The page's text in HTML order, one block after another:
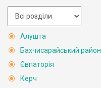
Алушта
Бахчисарайський район
Євпаторія
Керч